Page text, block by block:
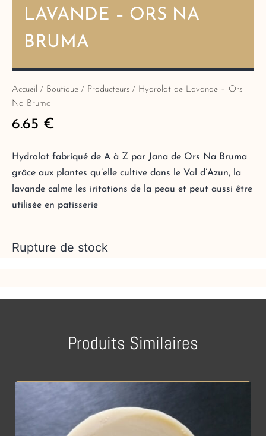
LAVANDE – ORS NA
BRUMA
Accueil / Boutique / Producteurs / Hydrolat de Lavande – Ors
Na Bruma
6.65 €
Hydrolat fabriqué de A à Z par Jana de Ors Na Bruma
grâce aux plantes qu’elle cultive dans le Val d’Azun, la
lavande calme les iritations de la peau et peut aussi être
utilisée en patisserie
Rupture de stock
Produits Similaires